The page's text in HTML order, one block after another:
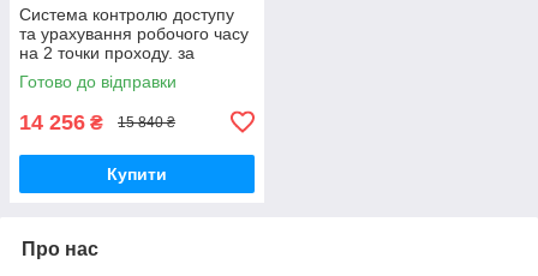
Система контролю доступу
та урахування робочого часу
на 2 точки проходу. за
картками.BIG BROTHER.
Готово до відправки
14 256 ₴ 15 840 ₴
Купити
Про нас